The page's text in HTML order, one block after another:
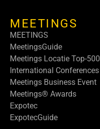
MEETINGS
MEETINGS
MeetingsGuide
Meetings Locatie Top-500
International Conferences
Meetings Business Event
Meetings® Awards
Expotec
ExpotecGuide